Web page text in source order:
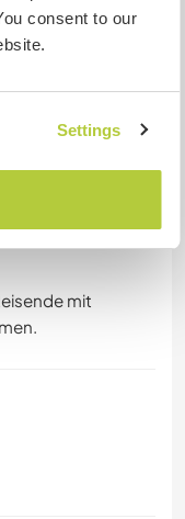
consent to our
Settings
mit